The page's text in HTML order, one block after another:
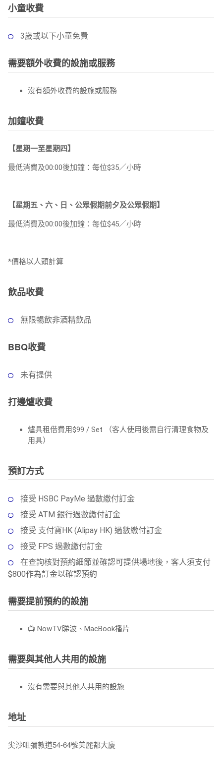
小童收費
3歲或以下小童免費
需要額外收費的設施或服務
沒有額外收費的設施或服務
加鐘收費
【星期一至星期四】
最低消費及00:00後加鐘：每位$35／小時
【星期五、六、日、公眾假期前夕及公眾假期】
最低消費及00:00後加鐘：每位$45／小時
*價格以人頭計算
飲品收費
無限暢飲非酒精飲品
BBQ收費
未有提供
打邊爐收費
爐具租借費用$99 / Set （客人使用後需自行清理食物及
用具）
預訂方式
接受 HSBC PayMe 過數繳付訂金
接受 ATM 銀行過數繳付訂金
接受 支付寶HK (Alipay HK) 過數繳付訂金
接受 FPS 過數繳付訂金
在查詢核對預約細節並確認可提供場地後，客人須支付
$800作為訂金以確認預約
需要提前預約的設施
📺 NowTV睇波、MacBook播片
需要與其他人共用的設施
沒有需要與其他人共用的設施
地址
尖沙咀彌敦道54-64號美麗都大廈